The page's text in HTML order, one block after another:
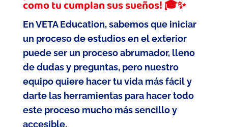
como tu cumplan sus sueños! 🎓✨
En VETA Education, sabemos que iniciar
un proceso de estudios en el exterior
puede ser un proceso abrumador, lleno
de dudas y preguntas, pero nuestro
equipo quiere hacer tu vida más fácil y
darte las herramientas para hacer todo
este proceso mucho más sencillo y
accesible.